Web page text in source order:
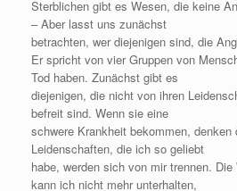
Sterblichen gibt es Wesen, die keine
– Aber lasst uns zunächst
betrachten, wer diejenigen sind, die
Er spricht von vier Gruppen von
Tod haben. Zunächst gibt es
diejenigen, die nicht von ihren
befreit sind. Wenn sie eine
schwere Krankheit bekommen, denken
Leidenschaften, die ich so geliebt
habe, werden sich von mir trennen.
kann ich nicht mehr unterhalten,